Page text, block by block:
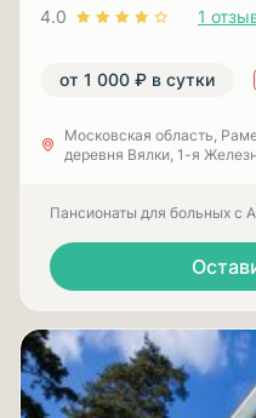
4.0 1
от 1 000 ₽ в сутки
Московская область,
деревня Вялки, 1-я
Пансионаты для больных с